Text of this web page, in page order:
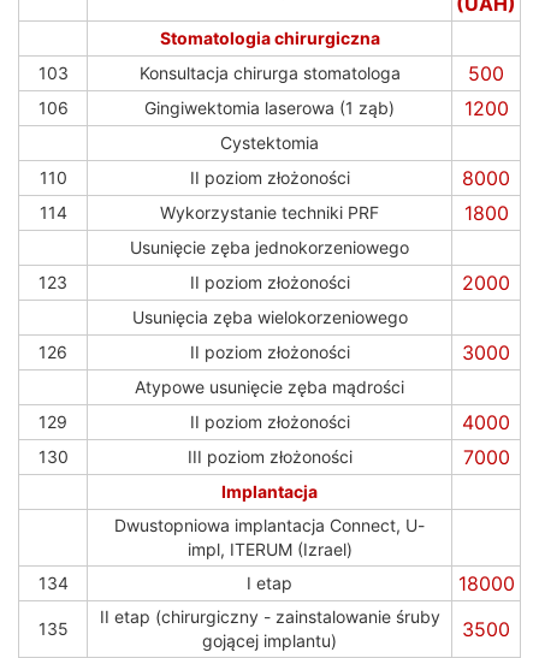
Stomatologia chirurgiczna
103
Konsultacja chirurga stomatologa 500
106 Gingiwektomia laserowa (1 ząb) 1200
Cystektomia
110
II poziom złożoności 8000
114 Wykorzystanie techniki PRF 1800
Usunięcie zęba jednokorzeniowego
123
II poziom złożoności 2000
Usunięcia zęba wielokorzeniowego
126
II poziom złożoności 3000
Atypowe usunięcie zęba mądrości
129
II poziom złożoności 4000
130 III poziom złożoności 7000
Implantacja
Dwustopniowa implantacja Connect, U-
impl, ITERUM (Izrael)
134
I etap 18000
135
II etap (chirurgiczny - zainstalowanie śruby
gojącej implantu)
3500